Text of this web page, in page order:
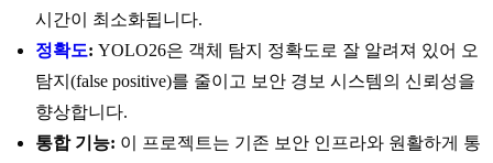
시간이 최소화됩니다.
정확도: YOLO26은 객체 탐지 정확도로 잘 알려져 있어 오
탐지(false positive)를 줄이고 보안 경보 시스템의 신뢰성을
향상합니다.
통합 기능: 이 프로젝트는 기존 보안 인프라와 원활하게 통